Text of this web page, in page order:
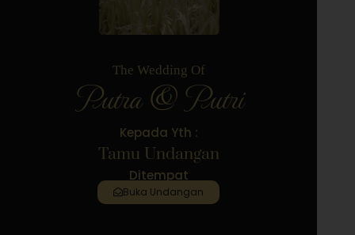
The Wedding Of
Putra & Putri
Kepada Yth :
Tamu Undangan
Ditempat
Buka Undangan